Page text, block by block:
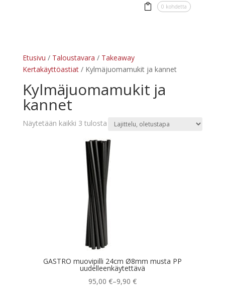
0 kohdetta
Etusivu / Taloustavara / Takeaway
Kertakäyttöastiat/ Kylmäjuomamukit ja kannet
Kylmäjuomamukit ja
kannet
Näytetään kaikki 3 tulosta
GASTRO muovipilli 24cm Ø8mm musta PP
uudelleenkäytettävä
9,90 €
–
95,00 €Hintaluokka: